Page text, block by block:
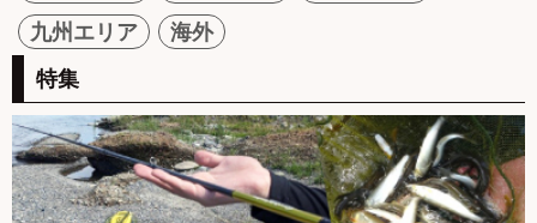
九州エリア
海外
特集